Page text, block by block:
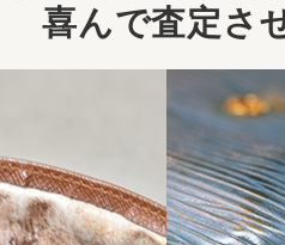
喜んで査定さ